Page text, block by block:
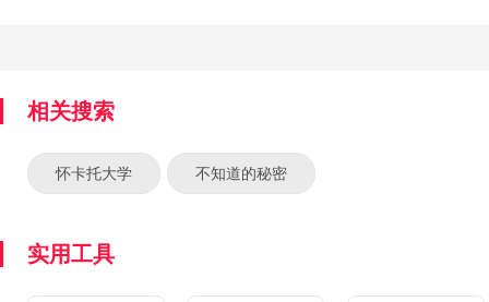
相关搜索
怀卡托大学 不知道的秘密
实用工具